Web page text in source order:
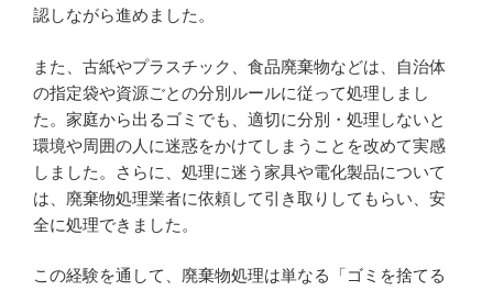
認しながら進めました。
また、古紙やプラスチック、食品廃棄物などは、自治体
の指定袋や資源ごとの分別ルールに従って処理しまし
た。家庭から出るゴミでも、適切に分別・処理しないと
環境や周囲の人に迷惑をかけてしまうことを改めて実感
しました。さらに、処理に迷う家具や電化製品について
は、廃棄物処理業者に依頼して引き取りしてもらい、安
全に処理できました。
この経験を通して、廃棄物処理は単なる「ゴミを捨てる